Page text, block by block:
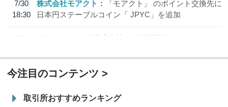
7/30
18:30
株式会社モアクト
「モアクト」 のポイント交換先に
日本円ステーブルコイン「 JPYC」を追加
7/29
SBI VCトレード株式会社
信託型円建てステーブル
今注目のコンテンツ
取引所おすすめランキング